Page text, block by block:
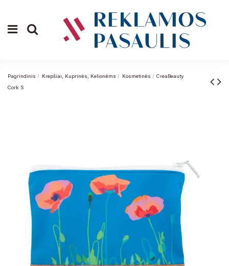
Pagrindinis Krepšiai, Kuprinės, Kelionėms Kosmetinės
CreaBeauty
Cork S